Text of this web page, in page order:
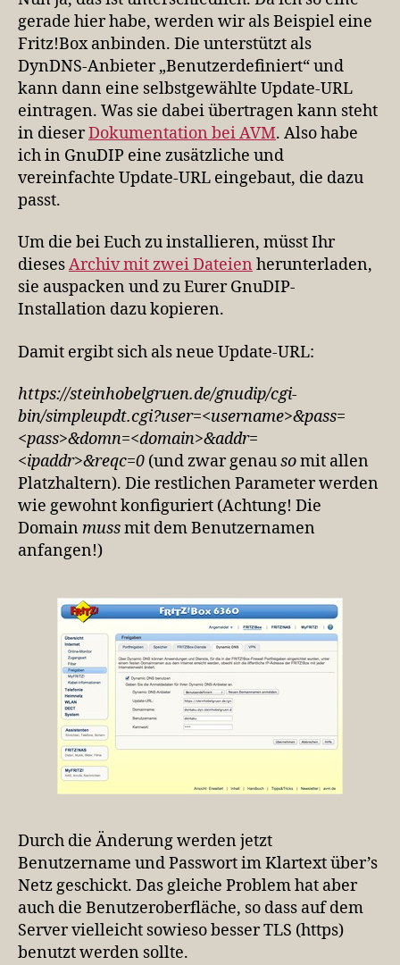
gerade hier habe, werden wir als Beispiel eine
Fritz!Box anbinden. Die unterstützt als
DynDNS-Anbieter „Benutzerdefiniert“ und
kann dann eine selbstgewählte Update-URL
eintragen. Was sie dabei übertragen kann steht
in dieserDokumentation bei AVM. Also habe
ich in GnuDIP eine zusätzliche und
vereinfachte Update-URL eingebaut, die dazu
passt.
Um die bei Euch zu installieren, müsst Ihr
diesesArchiv mit zwei Dateien herunterladen,
sie auspacken und zu Eurer GnuDIP-
Installation dazu kopieren.
Damit ergibt sich als neue Update-URL:
https://steinhobelgruen.de/gnudip/cgi-
bin/simpleupdt.cgi?user=<username>&pass=
<pass>&domn=<domain>&addr=
<ipaddr>&reqc=0 (und zwar genausomit allen
Platzhaltern). Die restlichen Parameter werden
wie gewohnt konfiguriert (Achtung! Die
Domain mussmit dem Benutzernamen
anfangen!)
Durch die Änderung werden jetzt
Benutzername und Passwort im Klartext über’s
Netz geschickt. Das gleiche Problem hat aber
auch die Benutzeroberfläche, so dass auf dem
Server vielleicht sowieso besser TLS (https)
benutzt werden sollte.